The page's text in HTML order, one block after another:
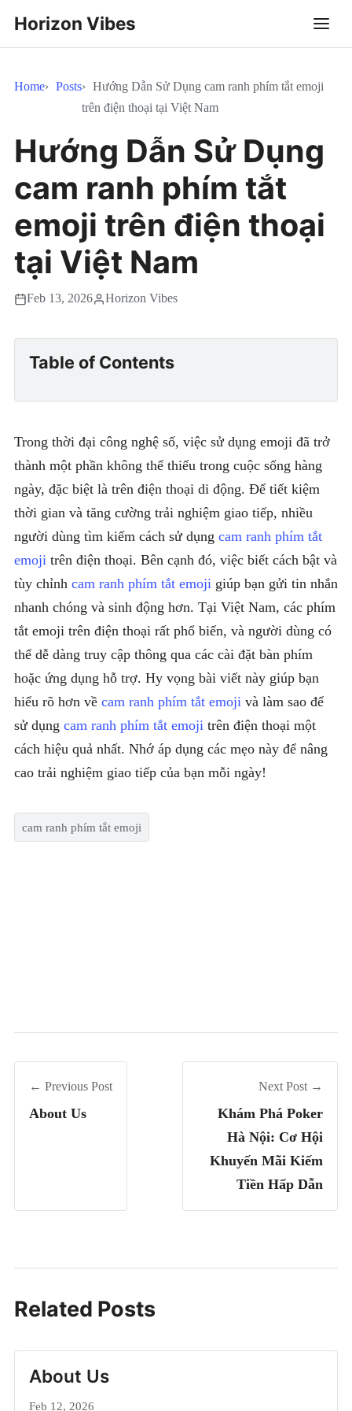
Horizon Vibes
Home Posts
Hướng Dẫn Sử Dụng cam ranh phím tắt emoji
trên điện thoại tại Việt Nam
Hướng Dẫn Sử Dụng
cam ranh phím tắt
emoji trên điện thoại
tại Việt Nam
Feb 13, 2026 Horizon Vibes
Table of Contents
Trong thời đại công nghệ số, việc sử dụng emoji đã trở
thành một phần không thể thiếu trong cuộc sống hàng
ngày, đặc biệt là trên điện thoại di động. Để tiết kiệm
thời gian và tăng cường trải nghiệm giao tiếp, nhiều
người dùng tìm kiếm cách sử dụng cam ranh phím tắt
emoji trên điện thoại. Bên cạnh đó, việc biết cách bật và
tùy chỉnh cam ranh phím tắt emoji giúp bạn gửi tin nhắn
nhanh chóng và sinh động hơn. Tại Việt Nam, các phím
tắt emoji trên điện thoại rất phổ biến, và người dùng có
thể dễ dàng truy cập thông qua các cài đặt bàn phím
hoặc ứng dụng hỗ trợ. Hy vọng bài viết này giúp bạn
hiểu rõ hơn về cam ranh phím tắt emoji và làm sao để
sử dụng cam ranh phím tắt emoji trên điện thoại một
cách hiệu quả nhất. Nhớ áp dụng các mẹo này để nâng
cao trải nghiệm giao tiếp của bạn mỗi ngày!
cam ranh phím tắt emoji
← Previous Post
About Us
Next Post →
Khám Phá Poker
Hà Nội: Cơ Hội
Khuyến Mãi Kiếm
Tiền Hấp Dẫn
Related Posts
About Us
Feb 12, 2026